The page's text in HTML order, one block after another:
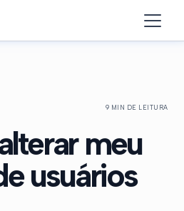
9 MIN DE LEITURA
meu
usuários